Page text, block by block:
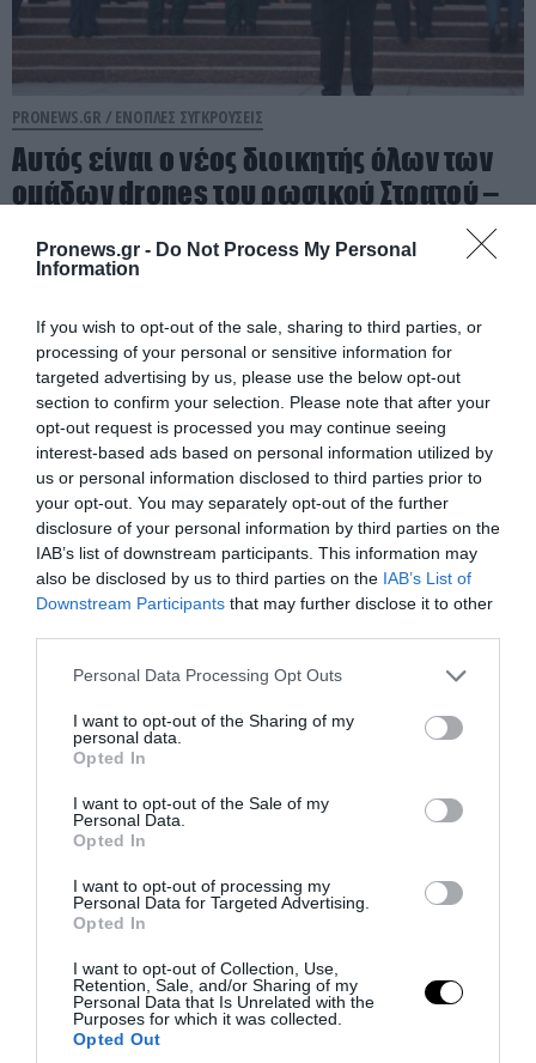
Pronews.gr - Do Not Process My Personal
Information
If you wish to opt-out of the sale, sharing to third parties, or
processing of your personal or sensitive information for
targeted advertising by us, please use the below opt-out
section to confirm your selection. Please note that after your
opt-out request is processed you may continue seeing
interest-based ads based on personal information utilized by
us or personal information disclosed to third parties prior to
your opt-out. You may separately opt-out of the further
disclosure of your personal information by third parties on the
IAB’s list of downstream participants. This information may
also be disclosed by us to third parties on the IAB’s List of
Downstream Participants that may further disclose it to other
Please note that this website/app uses one or more Google
not limited to your visit or usage behaviour. You may click to
grant or deny consent to Google and its third-party tags to
use your data for below specified purposes in below Google
consent section.
Personal Data Processing Opt Outs
I want to opt-out of the Sharing of my
personal data.
Opted In
I want to opt-out of the Sale of my
Personal Data.
Opted In
I want to opt-out of processing my
Personal Data for Targeted Advertising.
Opted In
I want to opt-out of Collection, Use,
Retention, Sale, and/or Sharing of my
Personal Data that Is Unrelated with the
Purposes for which it was collected.
Opted Out
PRONEWS.GR / ΕΝΟΠΛΕΣ ΣΥΓΚΡΟΥΣΕΙΣ
Αυτός είναι ο νέος διοικητής όλων των
ομάδων drones του ρωσικού Στρατού –
(βίντεο)
Ρωσικός πύραυλος με κεφαλή
διασποράς κατέστρεψε ολοσχερώς ένα
από τα μεγαλύτερα κέντρα διανομής στο
Κίεβο (βίντεο)
05.08.2026 | 13:38